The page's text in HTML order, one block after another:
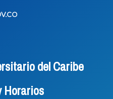
del Caribe
Horarios